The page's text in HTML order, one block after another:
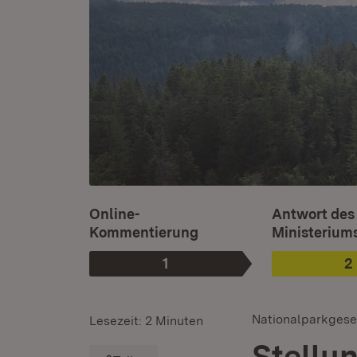
Phase
1
:
Online-
Kommentierung
2
:
Ist
Antwort des
Lesezeit: 2 Minuten